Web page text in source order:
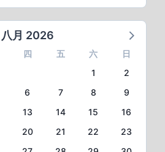
八月 2026
四 五 六
日
1
2
6 7 8
9
13 14 15
16
20 21 22
23